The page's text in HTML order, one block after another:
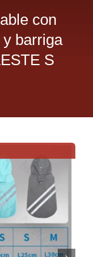
con
barriga
S